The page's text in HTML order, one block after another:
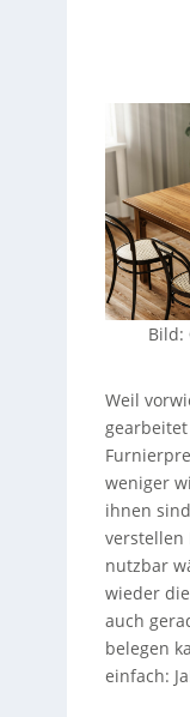
Bild:
Weil
weniger
ihnen
verstellen
nutzbar
wieder
auch
belegen
einfach: